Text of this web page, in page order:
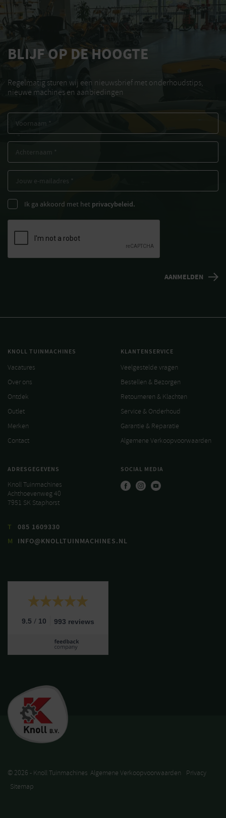
BLIJF OP DE HOOGTE
Regelmatig sturen wij een nieuwsbrief met onderhoudstips,
nieuwe machines en aanbiedingen
Ik ga akkoord met het privacybeleid.
KNOLL TUINMACHINES
Vacatures
Over ons
Ontdek
Outlet
Merken
Contact
KLANTENSERVICE
Veelgestelde vragen
Bestellen & Bezorgen
Retourneren & Klachten
Service & Onderhoud
Garantie & Reparatie
Algemene Verkoopvoorwaarden
ADRESGEGEVENS
Knoll Tuinmachines
Achthoevenweg 40
7951 SK Staphorst
T
085 1609330
M
INFO@KNOLLTUINMACHINES.NL
SOCIAL MEDIA
9.5 / 10 993 reviews
© 2026 - Knoll Tuinmachines Algemene Verkoopvoorwaarden
Privacy
Sitemap